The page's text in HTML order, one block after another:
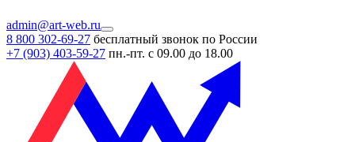
admin@art-web.ru
8 800 302-69-27 бесплатный звонок по России
+7 (903) 403-59-27 пн.-пт. с 09.00 до 18.00